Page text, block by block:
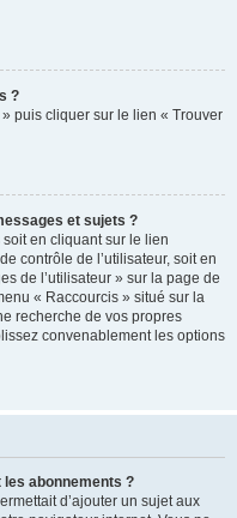
?
puis cliquer sur le lien « Trouver
et sujets ?
en cliquant sur le lien
contrôle de l’utilisateur, soit en
de l’utilisateur » sur la page de
« Raccourcis » situé sur la
recherche de vos propres
convenablement les options
abonnements ?
d’ajouter un sujet aux